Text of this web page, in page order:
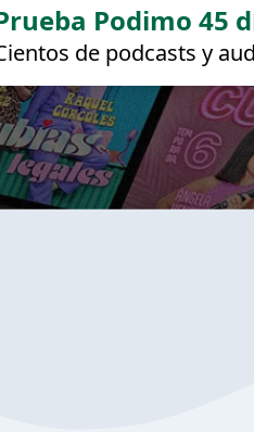
Podimo 45
de podcasts y